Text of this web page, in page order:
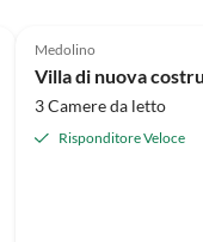
Medolino
3 Camere da letto
Risponditore Veloce